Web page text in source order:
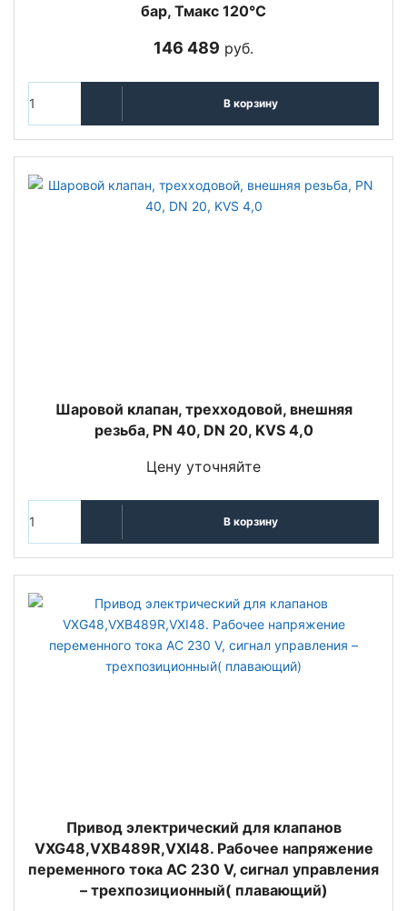
бар, Тмакс 120°С
146 489 руб.
В корзину
Шаровой клапан, трехходовой, внешняя
резьба, PN 40, DN 20, KVS 4,0
Цену уточняйте
В корзину
Привод электрический для клапанов
VXG48,VXB489R,VXI48. Рабочее напряжение
переменного тока AC 230 V, сигнал управления
– трехпозиционный( плавающий)